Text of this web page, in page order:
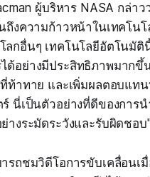
ผู้บริหาร NASA กล่า
ถึงความก้าวหน้าในเทคโน
ลกอื่นๆ เทคโนโลยีอัตโนมัติ
ด้อย่างมีประสิทธิภาพมากขึ้
ท้าทาย และเพิ่มผลตอบแทน
นี่เป็นตัวอย่างที่ดีของการน
างระมัดระวังและรับผิดชอบ
รถชมวิดีโอการขับเคลื่อนเ